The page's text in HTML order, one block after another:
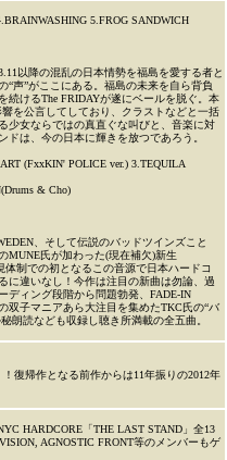
5.FROG SANDWICH
以降の混乱の日本情勢を福島を愛する者と
“声”がここにある。福島の未来を自ら背負
続けるThe FRIDAYが遂にベールを脱ぐ。本
を公言してしており、クラストなどと一括
少女ならではの真直ぐな叫びと、音楽に対
は、今の日本に輝きを放つであろう。
(FxxKIN' POLICE ver.) 3.TEQUILA
& Cho)
、そして伝説のバッドツインズこと
MUNE氏が加わった(現在補欠)新生
制での初となるこの音源で日本ハードコ
に違いなし！今作は注目の新曲は勿論、過
ディング段階から問題勃発、FADE-IN
双子マニアあら大注目を集めたTKC氏の“バ
朗読なども収録し聴き所満載の全五曲。
復帰作となる前作からは11年振りの2012年
HARDCORE「THE LAST STAND」全13
AGNOSTIC FRONT等のメンバーもゲ